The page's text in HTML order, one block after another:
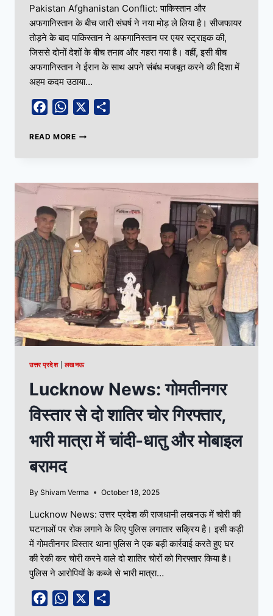
Pakistan Afghanistan Conflict: पाकिस्तान और
अफगानिस्तान के बीच जारी संघर्ष ने नया मोड़ ले लिया है। सीजफायर
तोड़ने के बाद पाकिस्तान ने अफगानिस्तान पर एयर स्ट्राइक की,
जिससे दोनों देशों के बीच तनाव और गहरा गया है। वहीं, इसी बीच
अफगानिस्तान ने ईरान के साथ अपने संबंध मजबूत करने की दिशा में
अहम कदम उठाया…
FacebookWhatsApp
READ MORE
उत्तर प्रदेश|लखनऊ
Lucknow News: गोमतीनगर
विस्तार से दो शातिर चोर गिरफ्तार,
भारी मात्रा में चांदी-धातु और मोबाइल
बरामद
By Shivam Verma October 18, 2025
Lucknow News: उत्तर प्रदेश की राजधानी लखनऊ में चोरी की
घटनाओं पर रोक लगाने के लिए पुलिस लगातार सक्रिय है। इसी कड़ी
में गोमतीनगर विस्तार थाना पुलिस ने एक बड़ी कार्रवाई करते हुए घर
की रेकी कर चोरी करने वाले दो शातिर चोरों को गिरफ्तार किया है।
पुलिस ने आरोपियों के कब्जे से भारी मात्रा…
FacebookWhatsApp